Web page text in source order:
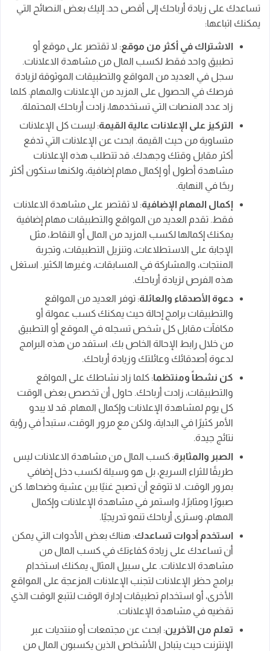
تساعدك على زيادة أرباحك إلى أقصى حد. إليك بعض النصائح التي
يمكنك اتباعها:
الاشتراك في أكثر من موقع: لا تقتصر على موقع أو
تطبيق واحد فقط لكسب المال من مشاهدة الاعلانات.
سجل في العديد من المواقع والتطبيقات الموثوقة لزيادة
فرصك في الحصول على المزيد من الإعلانات والمهام. كلما
زاد عدد المنصات التي تستخدمها، زادت أرباحك المحتملة.
التركيز على الإعلانات عالية القيمة: ليست كل الإعلانات
متساوية من حيث القيمة. ابحث عن الإعلانات التي تدفع
أكثر مقابل وقتك وجهدك. قد تتطلب هذه الإعلانات
مشاهدة أطول أو إكمال مهام إضافية، ولكنها ستكون أكثر
ربحًا في النهاية.
إكمال المهام الإضافية: لا تقتصر على مشاهدة الاعلانات
فقط. تقدم العديد من المواقع والتطبيقات مهام إضافية
يمكنك إكمالها لكسب المزيد من المال أو النقاط، مثل
الإجابة على الاستطلاعات، وتنزيل التطبيقات، وتجربة
المنتجات، والمشاركة في المسابقات، وغيرها الكثير. استغل
هذه الفرص لزيادة أرباحك.
دعوة الأصدقاء والعائلة: توفر العديد من المواقع
والتطبيقات برامج إحالة حيث يمكنك كسب عمولة أو
مكافآت مقابل كل شخص تسجله في الموقع أو التطبيق
من خلال رابط الإحالة الخاص بك. استفد من هذه البرامج
لدعوة أصدقائك وعائلتك وزيادة أرباحك.
كن نشطاً ومنتظما: كلما زاد نشاطك على المواقع
والتطبيقات، زادت أرباحك. حاول أن تخصص بعض الوقت
كل يوم لمشاهدة الإعلانات وإكمال المهام. قد لا يبدو
الأمر كثيرًا في البداية، ولكن مع مرور الوقت، ستبدأ في رؤية
نتائج جيدة.
الصبر والمثابرة: كسب المال من مشاهدة الاعلانات ليس
طريقًا للثراء السريع، بل هو وسيلة لكسب دخل إضافي
بمرور الوقت. لا تتوقع أن تصبح غنيًا بين عشية وضحاها. كن
صبورًا ومثابرًا، واستمر في مشاهدة الإعلانات وإكمال
المهام، وسترى أرباحك تنمو تدريجيًا.
استخدم أدوات تساعدك: هناك بعض الأدوات التي يمكن
أن تساعدك على زيادة كفاءتك في كسب المال من
مشاهدة الاعلانات. على سبيل المثال، يمكنك استخدام
برامج حظر الإعلانات لتجنب الإعلانات المزعجة على المواقع
الأخرى، أو استخدام تطبيقات إدارة الوقت لتتبع الوقت الذي
تقضيه في مشاهدة الإعلانات.
تعلم من الآخرين: ابحث عن مجتمعات أو منتديات عبر
الإنترنت حيث يتبادل الأشخاص الذين يكسبون المال من